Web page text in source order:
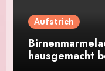
Aufstrich
hausgemacht